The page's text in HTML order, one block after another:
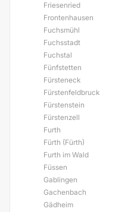
Friesenried
Frontenhausen
Fuchsmühl
Fuchsstadt
Fuchstal
Fünfstetten
Fürsteneck
Fürstenfeldbruck
Fürstenstein
Fürstenzell
Furth
Fürth (Fürth)
Furth im Wald
Füssen
Gablingen
Gachenbach
Gädheim